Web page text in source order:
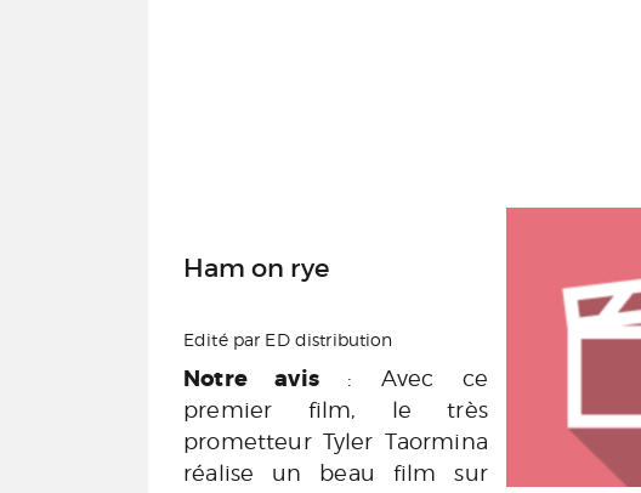
Ham on rye
Edité par ED distribution
Notre avis: Avec ce
premier film, le très
prometteur Tyler Taormina
réalise un beau film sur